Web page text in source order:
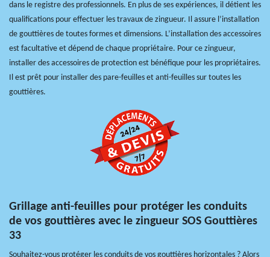
dans le registre des professionnels. En plus de ses expériences, il détient les
qualifications pour effectuer les travaux de zingueur. Il assure l’installation
de gouttières de toutes formes et dimensions. L’installation des accessoires
est facultative et dépend de chaque propriétaire. Pour ce zingueur,
installer des accessoires de protection est bénéfique pour les propriétaires.
Il est prêt pour installer des pare-feuilles et anti-feuilles sur toutes les
gouttières.
Grillage anti-feuilles pour protéger les conduits
de vos gouttières avec le zingueur SOS Gouttières
33
Souhaitez-vous protéger les conduits de vos gouttières horizontales ? Alors